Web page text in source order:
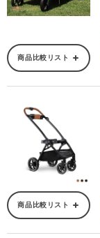
商品比較リスト
商品比較リスト